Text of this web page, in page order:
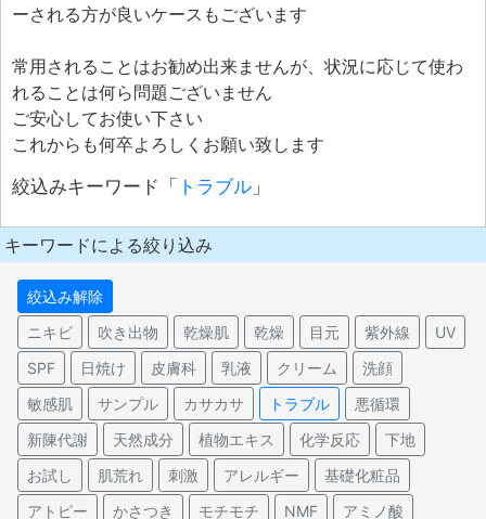
ーされる方が良いケースもございます
常用されることはお勧め出来ませんが、状況に応じて使わ
れることは何ら問題ございません
ご安心してお使い下さい
これからも何卒よろしくお願い致します
絞込みキーワード「 トラブル 」
キーワードによる絞り込み
絞込み解除
ニキビ
吹き出物 乾燥肌 乾燥 目元 紫外線
UV
SPF
日焼け 皮膚科 乳液 クリーム
洗顔
敏感肌
サンプル カサカサ トラブル
悪循環
新陳代謝
天然成分 植物エキス 化学反応
下地
お試し
肌荒れ 刺激 アレルギー
基礎化粧品
アトピー
かさつき モチモチ NMF アミノ酸